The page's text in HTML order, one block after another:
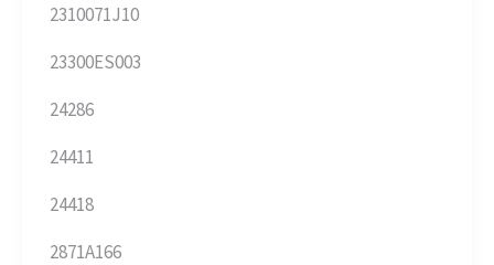
2310071J10
23300ES003
24286
24411
24418
2871A166